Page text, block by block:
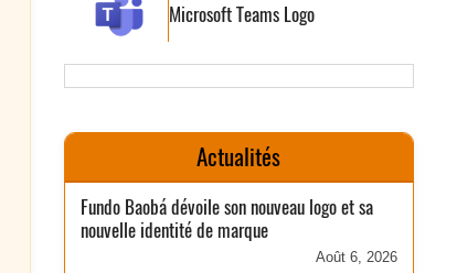
Microsoft Teams Logo
Actualités
Fundo Baobá dévoile son nouveau logo et sa
nouvelle identité de marque
Août 6, 2026